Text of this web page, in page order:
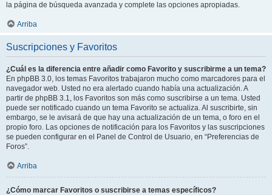
la página de búsqueda avanzada y complete las opciones apropiadas.
Arriba
Suscripciones y Favoritos
¿Cuál es la diferencia entre añadir como Favorito y suscribirme a un tema?
En phpBB 3.0, los temas Favoritos trabajaron mucho como marcadores para el
navegador web. Usted no era alertado cuando había una actualización. A
partir de phpBB 3.1, los Favoritos son más como suscribirse a un tema. Usted
puede ser notificado cuando un tema Favorito se actualiza. Al suscribirte, sin
embargo, se le avisará de que hay una actualización de un tema, o foro en el
propio foro. Las opciones de notificación para los Favoritos y las suscripciones
se pueden configurar en el Panel de Control de Usuario, en “Preferencias de
Foros”.
Arriba
¿Cómo marcar Favoritos o suscribirse a temas específicos?